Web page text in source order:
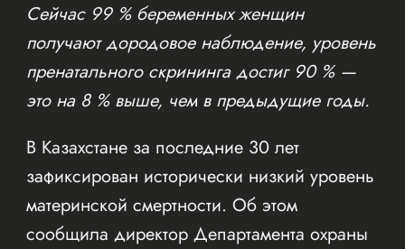
Сейчас 99 % беременных женщин
получают дородовое наблюдение, уровень
пренатального скрининга достиг 90 % —
это на 8 % выше, чем в предыдущие годы.
В Казахстане за последние 30 лет
зафиксирован исторически низкий уровень
материнской смертности. Об этом
сообщила директор Департамента охраны